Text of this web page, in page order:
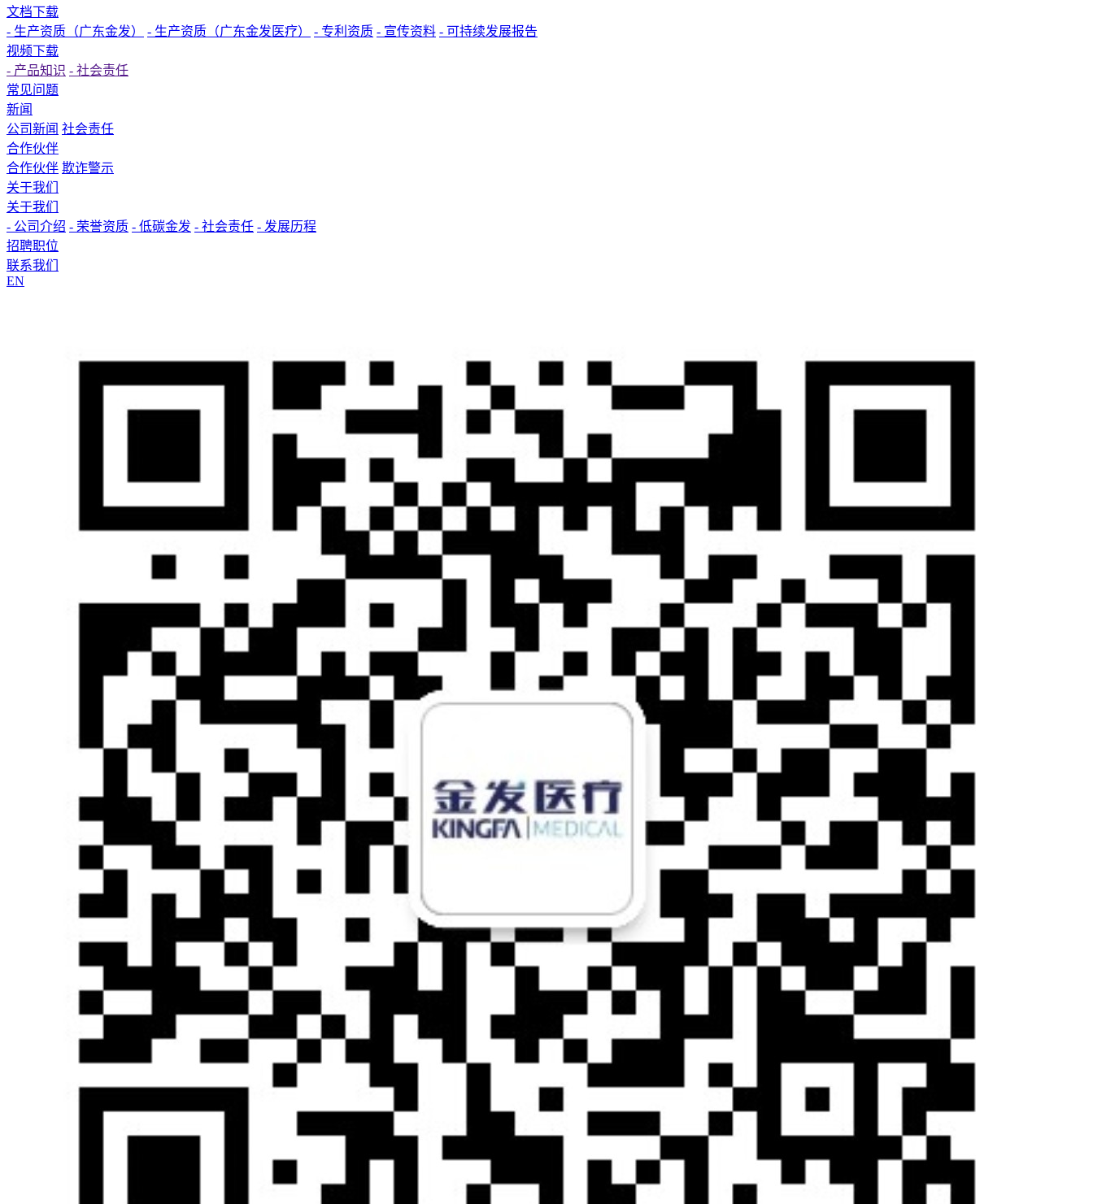
文档下载
- 生产资质（广东金发）
- 生产资质（广东金发医疗） - 专利资质 - 宣传资料 - 可持续发展报告
视频下载
- 产品知识 - 社会责任
常见问题
新闻
公司新闻 社会责任
合作伙伴
合作伙伴 欺诈警示
关于我们
关于我们
- 公司介绍 - 荣誉资质 - 低碳金发 - 社会责任 - 发展历程
招聘职位
联系我们
EN